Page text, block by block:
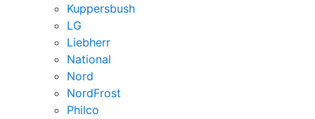
Kuppersbush
LG
Liebherr
National
Nord
NordFrost
Philco